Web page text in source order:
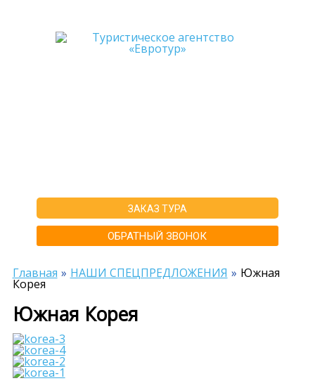
ЗАКАЗ ТУРА
ОБРАТНЫЙ ЗВОНОК
Главная НАШИ СПЕЦПРЕДЛОЖЕНИЯ Южная
Корея
Южная Корея